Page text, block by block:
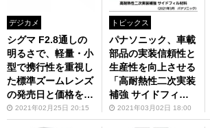
デジカメ
シグマ F2.8通しの
明るさで、軽量・小
型で携行性を重視し
た標準ズームレンズ
の発売日と価格を発
表2021年02月25日 20:15
トピックス
パナソニック、車載
部品の実装信頼性と
生産性を向上させる
「高耐熱性二次実装
補強 サイドフィル
材料 CV5797U」を
製品化
2021年03月02日 18:00